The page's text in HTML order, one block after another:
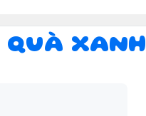
QUÀ XANH